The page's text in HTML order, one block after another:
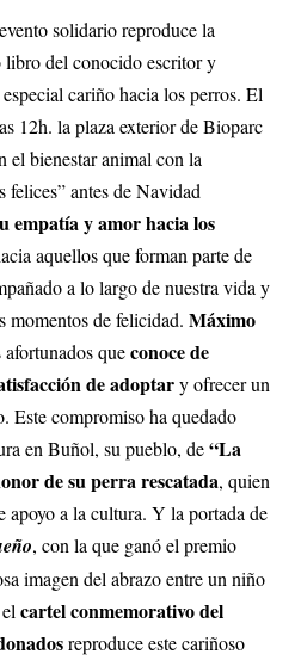
solidario reproduce la
libro del conocido escritor y
cariño hacia los perros. El
12h. la plaza exterior de Bioparc
el bienestar animal con la
felices” antes de Navidad
empatía y amor hacia los
aquellos que forman parte de
a lo largo de nuestra vida y
momentos de felicidad. Máximo
afortunados queconoce de
de adoptary ofrecer un
Este compromiso ha quedado
en Buñol, su pueblo, de“La
de su perra rescatada, quien
apoyo a la cultura. Y la portada de
, con la que ganó el premio
imagen del abrazo entre un niño
cartel conmemorativo del
reproduce este cariñoso